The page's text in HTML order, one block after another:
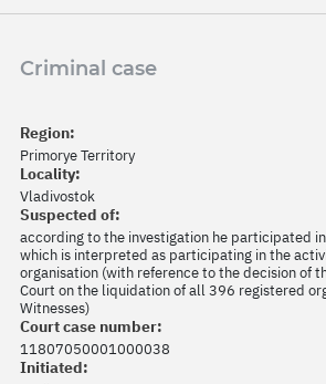
Criminal case
Region:
Primorye Territory
Locality:
Vladivostok
Suspected of:
according to the investigation he participated
which is interpreted as participating in the
organisation (with reference to the decision of
Court on the liquidation of all 396 registered
Witnesses)
Court case number:
11807050001000038
Initiated: